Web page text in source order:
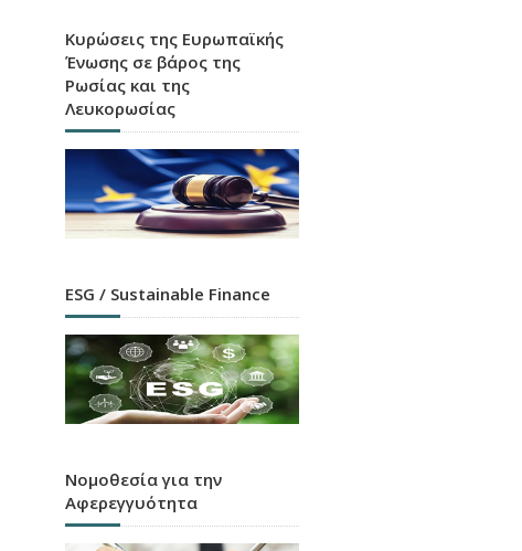
Κυρώσεις της Ευρωπαϊκής
Ένωσης σε βάρος της
Ρωσίας και της
Λευκορωσίας
ESG / Sustainable Finance
Νομοθεσία για την
Αφερεγγυότητα